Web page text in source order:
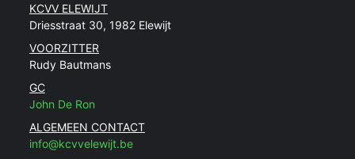
KCVV ELEWIJT
Driesstraat 30, 1982 Elewijt
VOORZITTER
Rudy Bautmans
GC
John De Ron
ALGEMEEN CONTACT
info@kcvvelewijt.be